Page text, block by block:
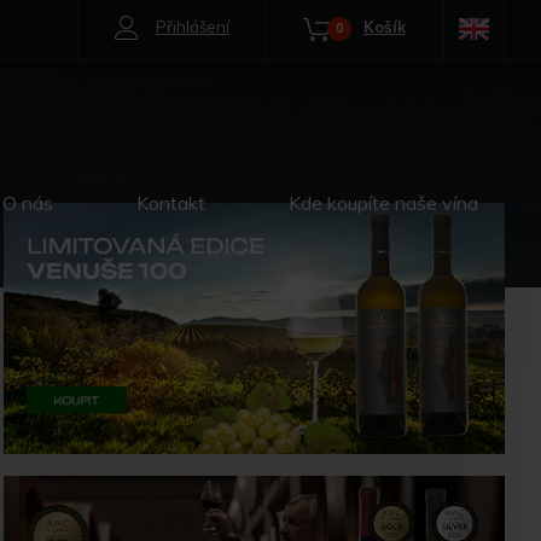
Košík
0
Přihlášení
O nás Kontakt Kde koupíte naše vína